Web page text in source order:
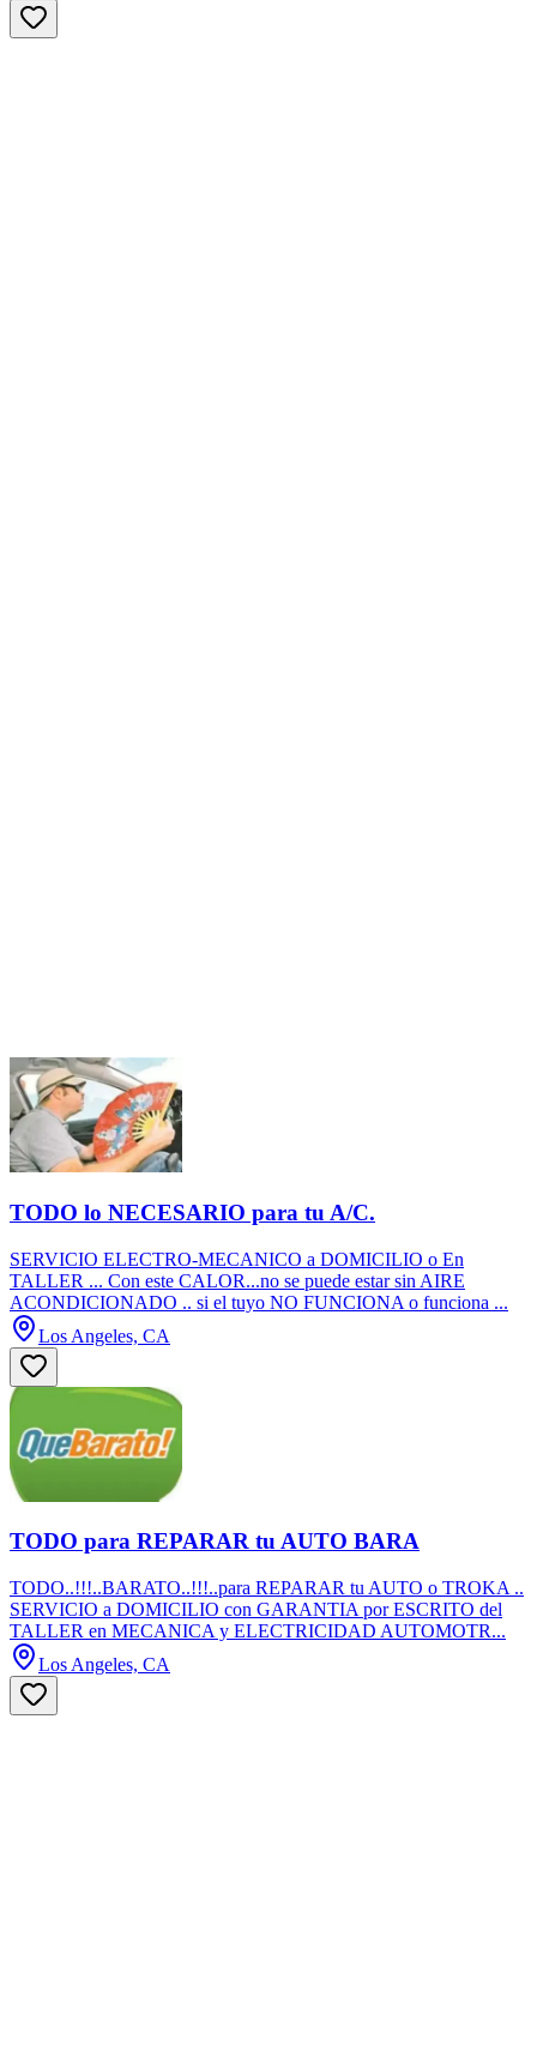
TODO lo NECESARIO para tu A/C.
SERVICIO ELECTRO-MECANICO a DOMICILIO o En
TALLER ... Con este CALOR...no se puede estar sin AIRE
ACONDICIONADO .. si el tuyo NO FUNCIONA o funciona ...
Los Angeles, CA
TODO para REPARAR tu AUTO BARA
TODO..!!!..BARATO..!!!..para REPARAR tu AUTO o TROKA ..
SERVICIO a DOMICILIO con GARANTIA por ESCRITO del
TALLER en MECANICA y ELECTRICIDAD AUTOMOTR...
Los Angeles, CA